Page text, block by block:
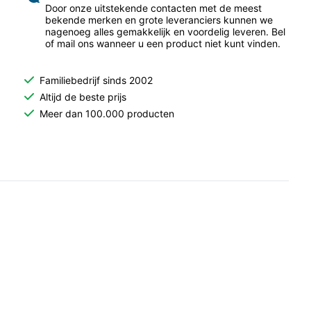
Door onze uitstekende contacten met de meest
bekende merken en grote leveranciers kunnen we
nagenoeg alles gemakkelijk en voordelig leveren. Bel
of mail ons wanneer u een product niet kunt vinden.
Familiebedrijf sinds 2002
Altijd de beste prijs
Meer dan 100.000 producten